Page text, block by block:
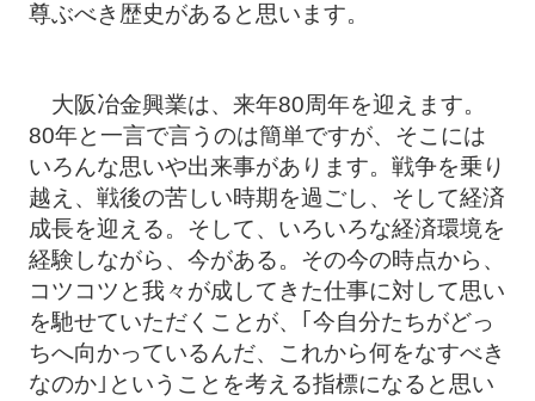
尊ぶべき歴史があると思います。
大阪冶金興業は、来年80周年を迎えます。
80年と一言で言うのは簡単ですが、そこには
いろんな思いや出来事があります。戦争を乗り
越え、戦後の苦しい時期を過ごし、そして経済
成長を迎える。そして、いろいろな経済環境を
経験しながら、今がある。その今の時点から、
コツコツと我々が成してきた仕事に対して思い
を馳せていただくことが、｢今自分たちがどっ
ちへ向かっているんだ、これから何をなすべき
なのか｣ということを考える指標になると思い